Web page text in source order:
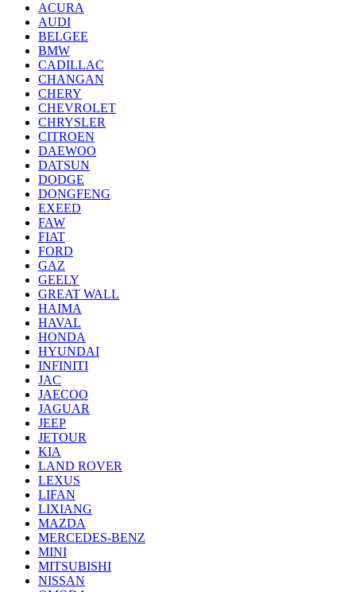
ACURA
AUDI
BELGEE
BMW
CADILLAC
CHANGAN
CHERY
CHEVROLET
CHRYSLER
CITROEN
DAEWOO
DATSUN
DODGE
DONGFENG
EXEED
FAW
FIAT
FORD
GAZ
GEELY
GREAT WALL
HAIMA
HAVAL
HONDA
HYUNDAI
INFINITI
JAC
JAECOO
JAGUAR
JEEP
JETOUR
KIA
LAND ROVER
LEXUS
LIFAN
LIXIANG
MAZDA
MERCEDES-BENZ
MINI
MITSUBISHI
NISSAN